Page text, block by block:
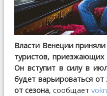
Власти Венеции
туристов,
Он вступит в силу в
будет варьироваться
от сезона, сообщает